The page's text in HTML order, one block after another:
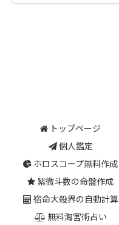
トップページ
個人鑑定
ホロスコープ無料作成
紫微斗数の命盤作成
宿命大殺界の自動計算
無料淘宮術占い